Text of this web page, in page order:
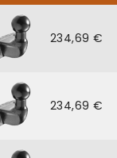
234,69 €
234,69 €